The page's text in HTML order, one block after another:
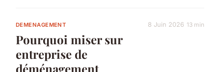
DEMENAGEMENT
Pourquoi miser sur
entreprise de
déménagement
8 Juin 2026 13 min